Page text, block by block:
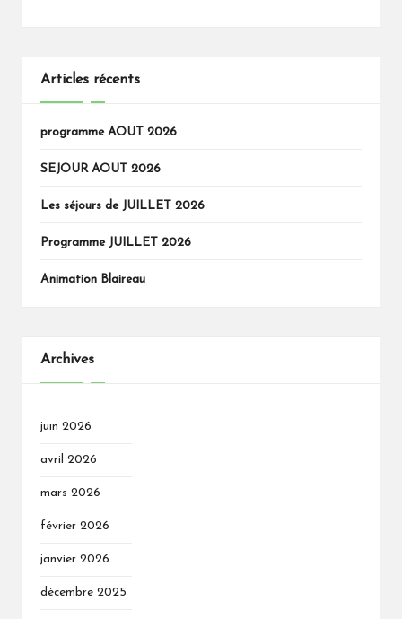
Articles récents
programme AOUT 2026
SEJOUR AOUT 2026
Les séjours de JUILLET 2026
Programme JUILLET 2026
Animation Blaireau
Archives
juin 2026
avril 2026
mars 2026
février 2026
janvier 2026
décembre 2025